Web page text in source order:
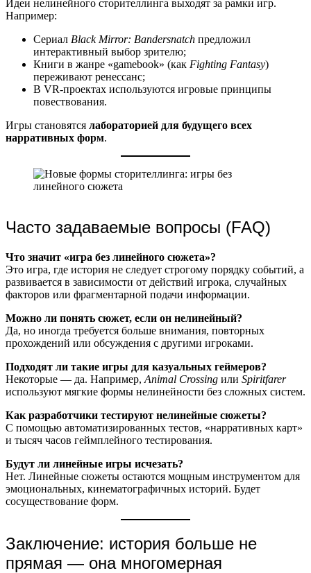
Идеи нелинейного сторителлинга выходят за рамки игр.
Например:
Сериал Black Mirror: Bandersnatch предложил
интерактивный выбор зрителю;
Книги в жанре «gamebook» (как Fighting Fantasy)
переживают ренессанс;
В VR-проектах используются игровые принципы
повествования.
Игры становятся лабораторией для будущего всех
нарративных форм.
Часто задаваемые вопросы (FAQ)
Что значит «игра без линейного сюжета»?
Это игра, где история не следует строгому порядку событий, а
развивается в зависимости от действий игрока, случайных
факторов или фрагментарной подачи информации.
Можно ли понять сюжет, если он нелинейный?
Да, но иногда требуется больше внимания, повторных
прохождений или обсуждения с другими игроками.
Подходят ли такие игры для казуальных геймеров?
Некоторые — да. Например, Animal Crossing или Spiritfarer
используют мягкие формы нелинейности без сложных систем.
Как разработчики тестируют нелинейные сюжеты?
С помощью автоматизированных тестов, «нарративных карт»
и тысяч часов геймплейного тестирования.
Будут ли линейные игры исчезать?
Нет. Линейные сюжеты остаются мощным инструментом для
эмоциональных, кинематографичных историй. Будет
сосуществование форм.
Заключение: история больше не
прямая — она многомерная